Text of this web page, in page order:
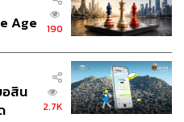
Age
190
อสิน
2.7K